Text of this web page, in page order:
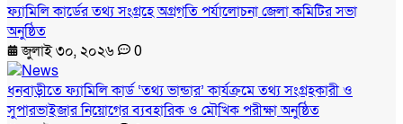
ফ্যামিলি কার্ডের তথ্য সংগ্রহে অগ্রগতি পর্যালোচনা জেলা কমিটির সভা
অনুষ্ঠিত
জুলাই ৩০, ২০২৬
0
ধনবাড়ীতে ফ্যামিলি কার্ড ‘তথ্য ভান্ডার’ কার্যক্রমে তথ্য সংগ্রহকারী ও
সুপারভাইজার নিয়োগের ব্যবহারিক ও মৌখিক পরীক্ষা অনুষ্ঠিত